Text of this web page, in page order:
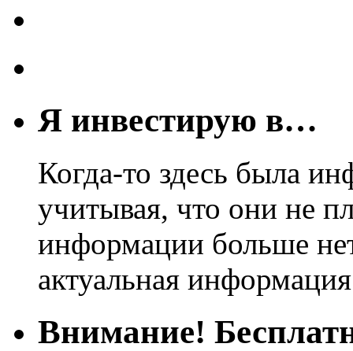
Я инвестирую в…
Когда-то здесь была
учитывая, что они не
информации больше
актуальная
Внимание!